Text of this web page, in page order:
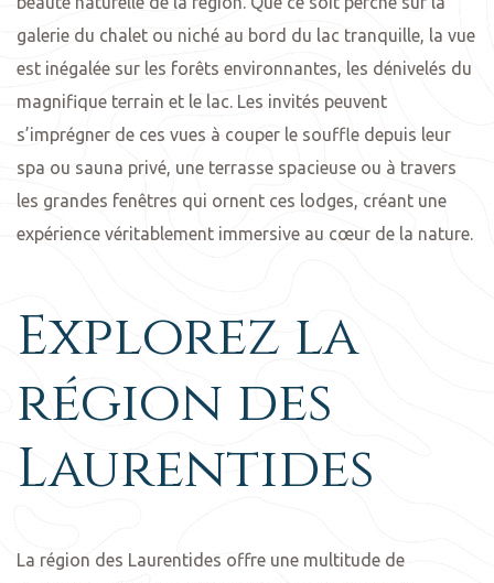
galerie du chalet ou niché au bord du lac tranquille, la vue
est inégalée sur les forêts environnantes, les dénivelés du
magnifique terrain et le lac. Les invités peuvent
s’imprégner de ces vues à couper le souffle depuis leur
spa ou sauna privé, une terrasse spacieuse ou à travers
les grandes fenêtres qui ornent ces lodges, créant une
expérience véritablement immersive au cœur de la nature.
Explorez la
région des
Laurentides
La région des Laurentides offre une multitude de